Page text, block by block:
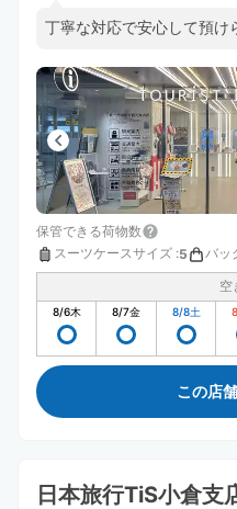
丁寧な対応で安心して預け
保管できる荷物数
スーツケースサイズ :5 バッ
空
8/6木 8/7金 8/8土
この店
日本旅行TiS小倉支